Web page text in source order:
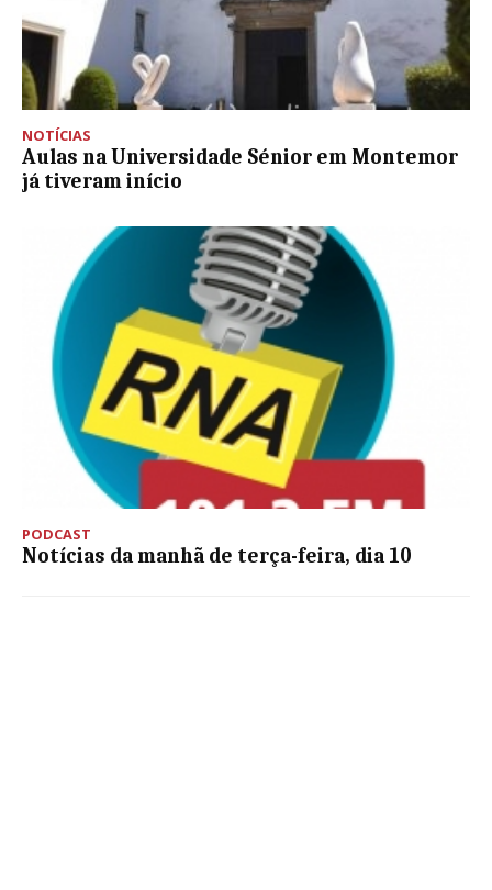
NOTÍCIAS
Aulas na Universidade Sénior em Montemor
já tiveram início
PODCAST
Notícias da manhã de terça-feira, dia 10